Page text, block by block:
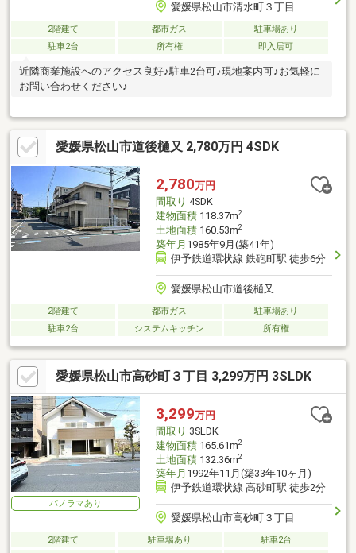
愛媛県松山市清水町３丁目
2階建て 都市ガス
駐車場あり
駐車2台
所有権 即入居可
近隣商業施設へのアクセス良好♪駐車2台可♪現地案内可♪お気軽に
お問い合わせください♪
愛媛県松山市道後樋又 2,780万円 4SDK
2,780万円
間取り 4SDK
建物面積118.37m2
土地面積160.53m2
築年月 1985年9月(築41年)
伊予鉄道環状線 鉄砲町駅 徒歩6分
愛媛県松山市道後樋又
2階建て 都市ガス
駐車場あり
駐車2台
システムキッチン 所有権
愛媛県松山市高砂町３丁目 3,299万円 3SLDK
パノラマあり
3,299万円
間取り 3SLDK
建物面積165.61m2
土地面積132.36m2
築年月 1992年11月(築33年10ヶ月)
伊予鉄道環状線 高砂町駅 徒歩2分
愛媛県松山市高砂町３丁目
2階建て 駐車場あり
駐車2台